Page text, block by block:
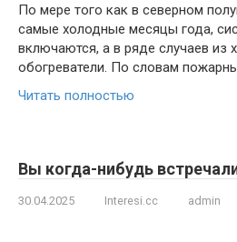
По мере того как в северном
самые холодные месяцы года,
включаются, а в ряде случаев из
обогреватели. По словам
Читать полностью
Вы когда-нибудь
30.04.2025 Interesi.cc admin